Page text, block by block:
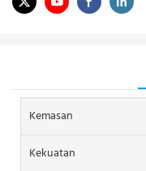
Kemasan
Kekuatan